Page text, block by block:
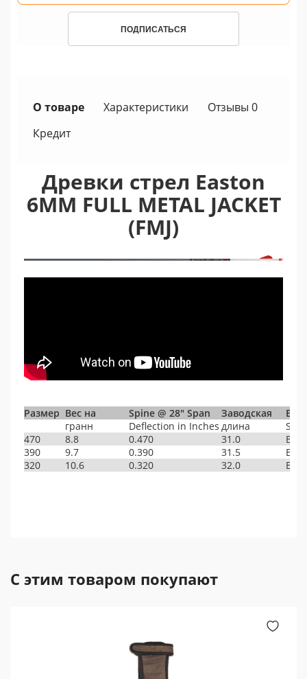
ПОДПИСАТЬСЯ
О товаре Характеристики
Отзывы 0
Кредит
Древки стрел Easton
6MM FULL METAL JACKET
(FMJ)
Размер Вес на Spine @ 28" Span Заводская
гранн
Deflection in Inches длина
470
8.8 0.470 31.0
390
9.7 0.390 31.5
320
10.6 0.320 32.0
С этим товаром покупают